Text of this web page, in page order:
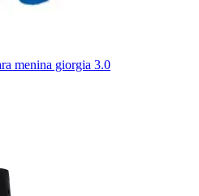
menina giorgia 3.0